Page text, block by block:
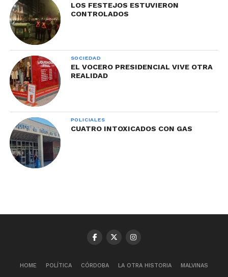
LOS FESTEJOS ESTUVIERON
CONTROLADOS
SOCIEDAD
EL VOCERO PRESIDENCIAL VIVE OTRA
REALIDAD
POLICIALES
CUATRO INTOXICADOS CON GAS
HOME POLÍTICA CÓRDOBA LA OTRA HISTORIA MALVINAS